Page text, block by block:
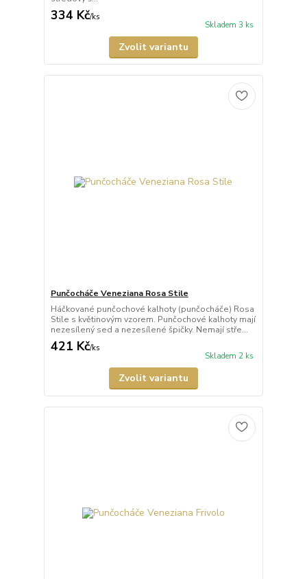
334 Kč/ks
Skladem 3 ks
Zvolit variantu
Punčocháče Veneziana Rosa Stile
Háčkované punčochové kalhoty (punčocháče) Rosa
Stile s květinovým vzorem. Punčochové kalhoty mají
nezesílený sed a nezesílené špičky. Nemají stře...
421 Kč/ks
Skladem 2 ks
Zvolit variantu